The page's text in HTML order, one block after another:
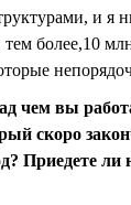
и я
более,10
чем вы
скоро
Приедете ли